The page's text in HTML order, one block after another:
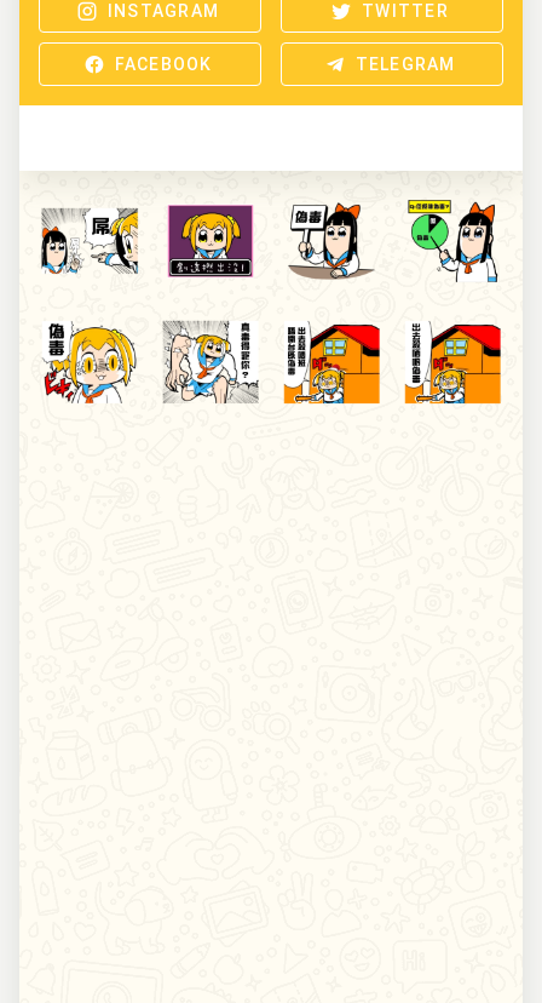
INSTAGRAM TWITTER
FACEBOOK TELEGRAM